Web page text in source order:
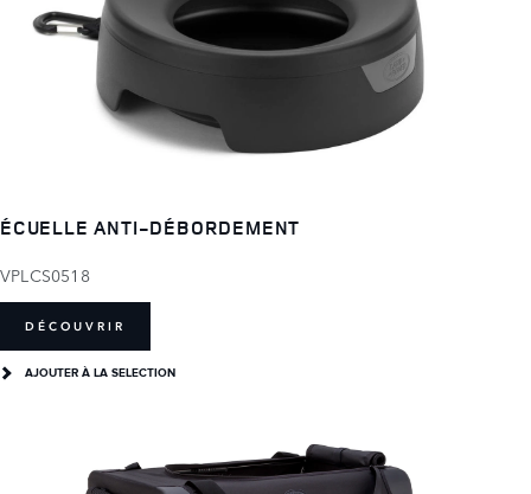
ÉCUELLE ANTI-DÉBORDEMENT
VPLCS0518
DÉCOUVRIR
AJOUTER À LA SELECTION